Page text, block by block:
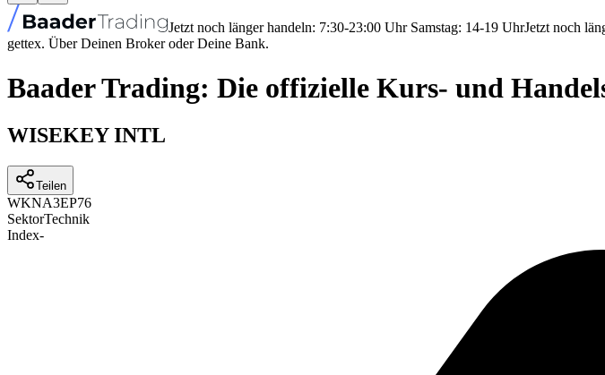
Jetzt noch länger handeln: 7:30-23:00 Uhr Samstag: 14-19 UhrJetzt noch
gettex. Über Deinen Broker oder Deine Bank.
Baader Trading: Die offizielle Kurs- und
WISEKEY INTL
Teilen
WKNA3EP76
SektorTechnik
Index-